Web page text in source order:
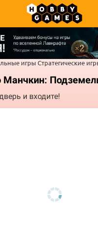
игры Стратегические
Манчкин:
и входите!